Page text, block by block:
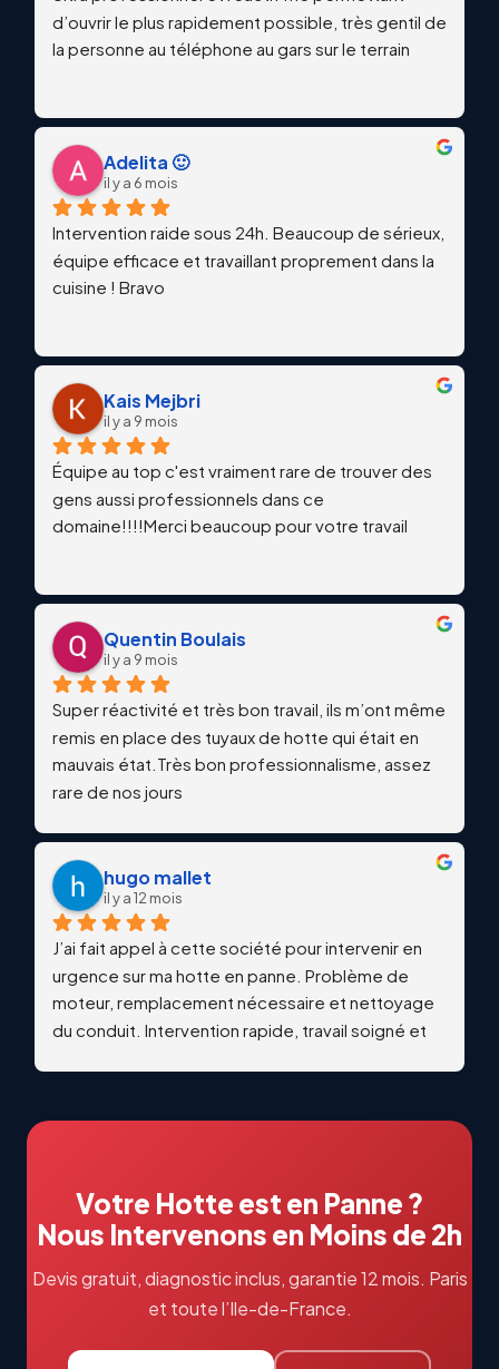
d’ouvrir le plus rapidement possible, très gentil de
la personne au téléphone au gars sur le terrain
Adelita 🙂
il y a 6 mois
Intervention raide sous 24h. Beaucoup de sérieux,
équipe efficace et travaillant proprement dans la
cuisine ! Bravo
Kais Mejbri
il y a 9 mois
Équipe au top c'est vraiment rare de trouver des
gens aussi professionnels dans ce
domaine!!!!Merci beaucoup pour votre travail
Quentin Boulais
il y a 9 mois
Super réactivité et très bon travail, ils m’ont même
remis en place des tuyaux de hotte qui était en
mauvais état.Très bon professionnalisme, assez
rare de nos jours
hugo mallet
il y a 12 mois
J’ai fait appel à cette société pour intervenir en
urgence sur ma hotte en panne. Problème de
moteur, remplacement nécessaire et nettoyage
du conduit. Intervention rapide, travail soigné et
Votre Hotte est en Panne ?
Nous Intervenons en Moins de 2h
Devis gratuit, diagnostic inclus, garantie 12 mois. Paris
et toute l’Ile-de-France.